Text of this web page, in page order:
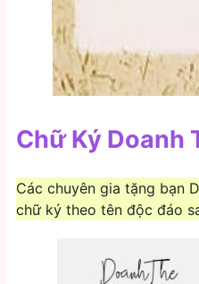
Chữ Ký Doanh
Các chuyên gia tặng bạn
chữ ký theo tên độc đáo